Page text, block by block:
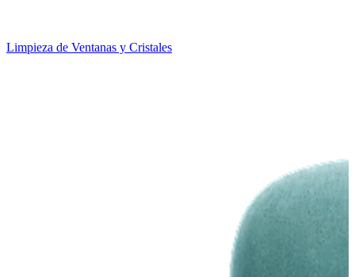
Limpieza de Ventanas y Cristales